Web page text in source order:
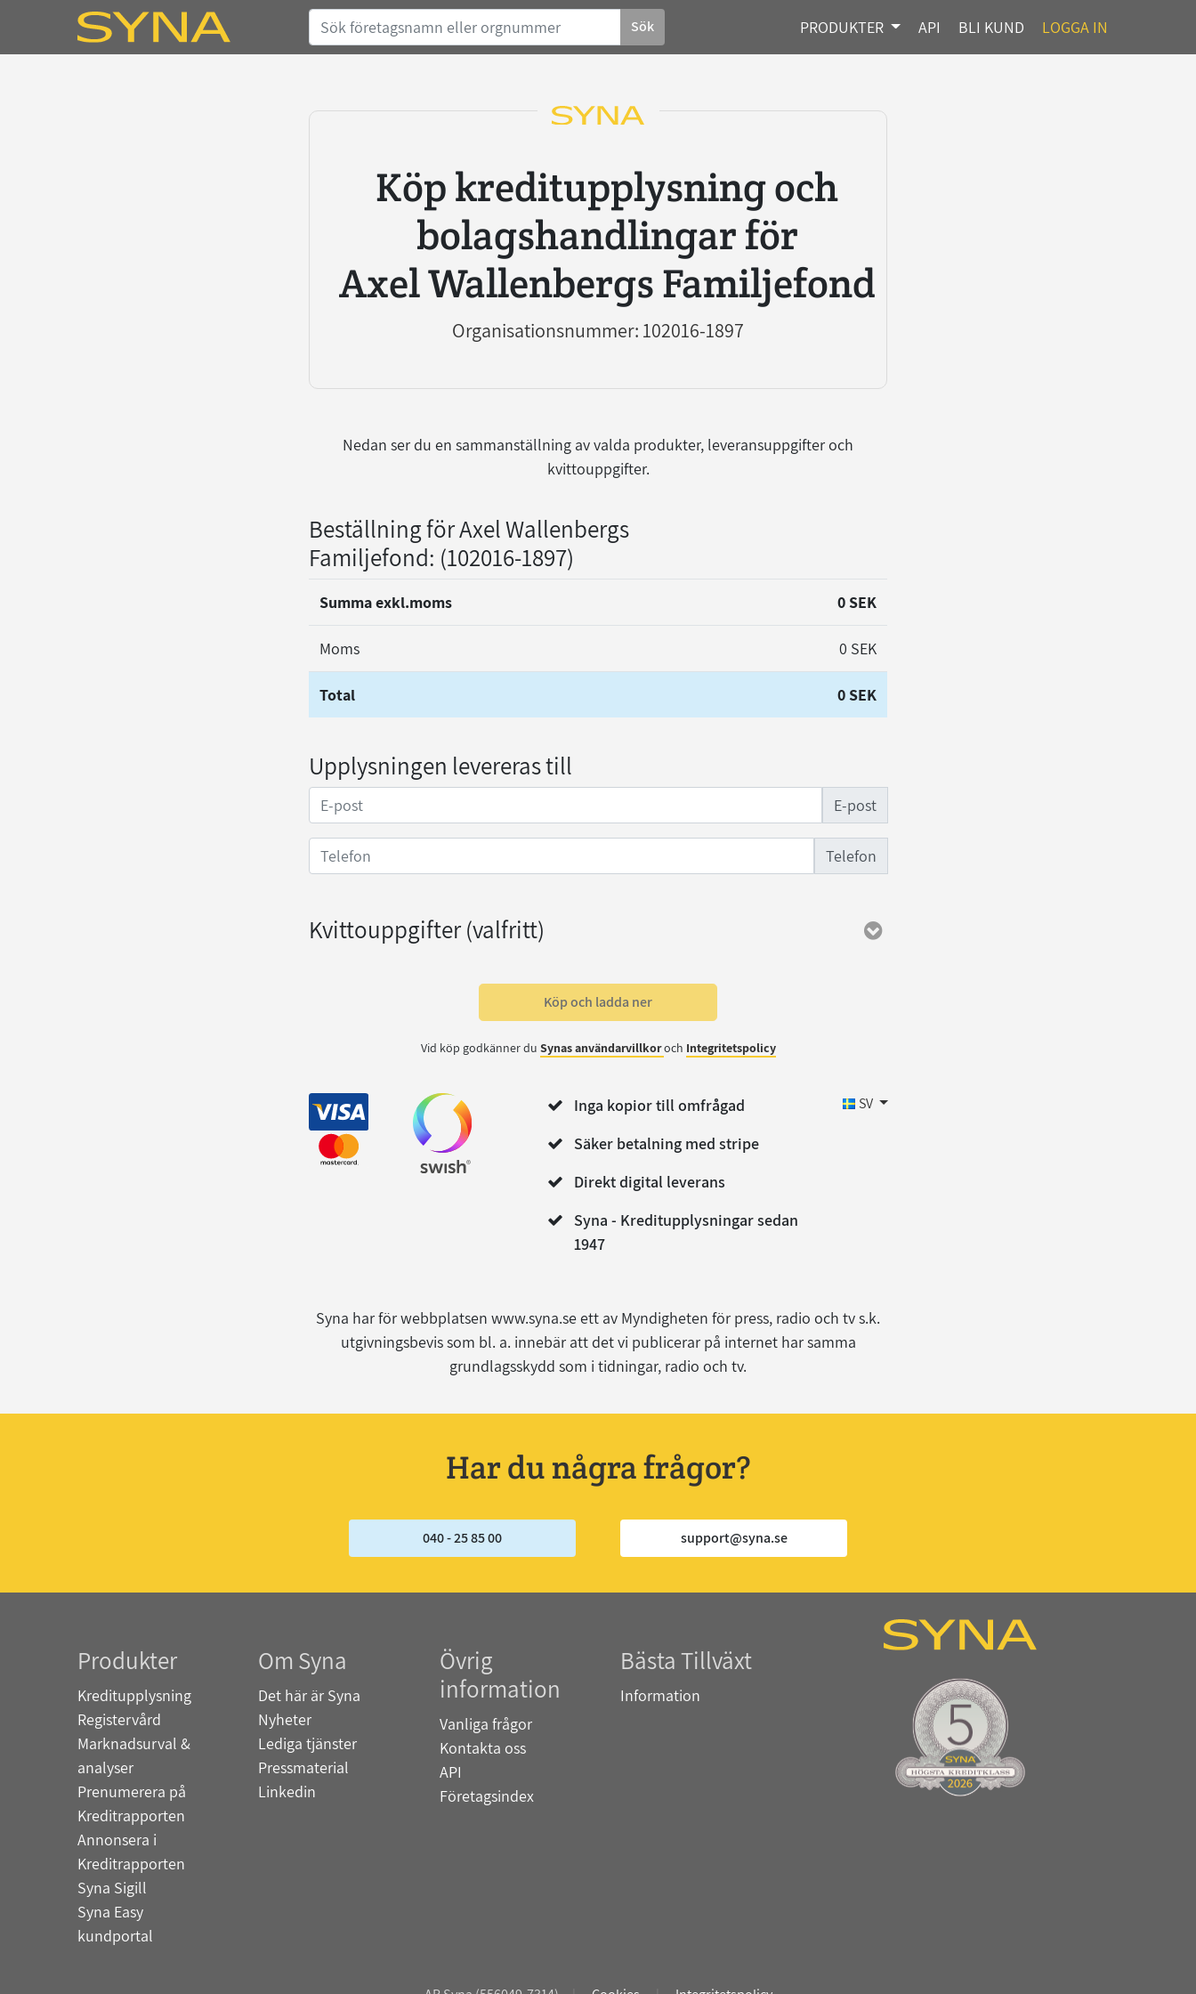
Sök PRODUKTER API BLI KUND LOGGA IN
Köp kreditupplysning och
bolagshandlingar för
Axel Wallenbergs Familjefond
Organisationsnummer: 102016-1897
Nedan ser du en sammanställning av valda produkter, leveransuppgifter och
kvittouppgifter.
Beställning för Axel Wallenbergs
Familjefond: (102016-1897)
Summa exkl.moms 0 SEK
Moms 0 SEK
Total 0 SEK
Upplysningen levereras till
E-post
Telefon
Kvittouppgifter(valfritt)
Köp och ladda ner
Vid köp godkänner du Synas användarvillkoroch Integritetspolicy
Inga kopior till omfrågad
Säker betalning med stripe
Direkt digital leverans
Syna - Kreditupplysningar sedan
1947
SV
Syna har för webbplatsen www.syna.se ett av Myndigheten för press, radio och tv s.k.
utgivningsbevis som bl. a. innebär att det vi publicerar på internet har samma
grundlagsskydd som i tidningar, radio och tv.
Har du några frågor?
040 - 25 85 00 support@syna.se
Produkter
Kreditupplysning
Registervård
Marknadsurval &
analyser
Prenumerera på
Kreditrapporten
Annonsera i
Kreditrapporten
Syna Sigill
Syna Easy
kundportal
Om Syna
Det här är Syna
Nyheter
Lediga tjänster
Pressmaterial
Linkedin
Övrig
information
Vanliga frågor
Kontakta oss
API
Företagsindex
Bästa Tillväxt
Information